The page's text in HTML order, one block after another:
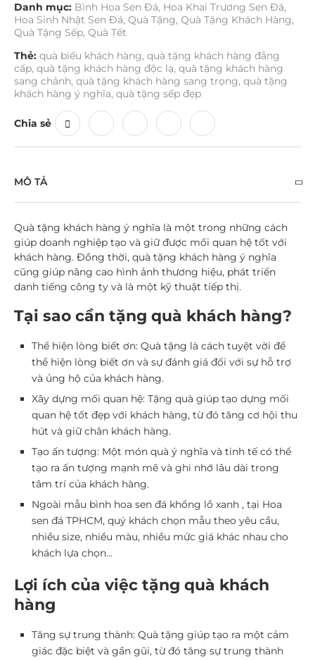
Danh mục: Bình Hoa Sen Đá, Hoa Khai Trương Sen Đá,
Hoa Sinh Nhật Sen Đá, Quà Tặng, Quà Tặng Khách Hàng,
Quà Tặng Sếp, Quà Tết
Thẻ: quà biếu khách hàng, quà tặng khách hàng đẳng
cấp, quà tặng khách hàng độc lạ, quà tặng khách hàng
sang chảnh, quà tặng khách hàng sang trọng, quà tặng
khách hàng ý nghĩa, quà tặng sếp đẹp
Chia sẻ
MÔ TẢ
Quà tặng khách hàng ý nghĩa là một trong những cách
giúp doanh nghiệp tạo và giữ được mối quan hệ tốt với
khách hàng. Đồng thời, quà tặng khách hàng ý nghĩa
cũng giúp nâng cao hình ảnh thương hiệu, phát triển
danh tiếng công ty và là một kỹ thuật tiếp thị.
Tại sao cần tặng quà khách hàng?
Thể hiện lòng biết ơn: Quà tặng là cách tuyệt vời để
thể hiện lòng biết ơn và sự đánh giá đối với sự hỗ trợ
và ủng hộ của khách hàng.
Xây dựng mối quan hệ: Tặng quà giúp tạo dựng mối
quan hệ tốt đẹp với khách hàng, từ đó tăng cơ hội thu
hút và giữ chân khách hàng.
Tạo ấn tượng: Một món quà ý nghĩa và tinh tế có thể
tạo ra ấn tượng mạnh mẽ và ghi nhớ lâu dài trong
tâm trí của khách hàng.
Ngoài mẫu bình hoa sen đá khổng lồ xanh , tại Hoa
sen đá TPHCM, quý khách chọn mẫu theo yêu cầu,
nhiều size, nhiều màu, nhiều mức giá khác nhau cho
khách lựa chọn…
Lợi ích của việc tặng quà khách
hàng
Tăng sự trung thành: Quà tặng giúp tạo ra một cảm
giác đặc biệt và gần gũi, từ đó tăng sự trung thành